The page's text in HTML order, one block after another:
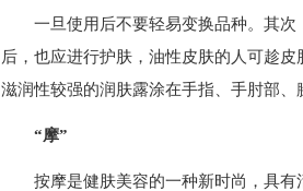
一旦使用后不要轻易变换品种。其
后，也应进行护肤，油性皮肤的人可趁
滋润性较强的润肤露涂在手指、手肘部、
“摩”
按摩是健肤美容的一种新时尚，具